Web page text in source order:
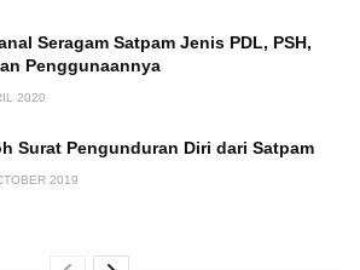
Seragam Satpam Jenis PDL, PSH,
Penggunaannya
2020
Surat Pengunduran Diri dari Satpam
2019